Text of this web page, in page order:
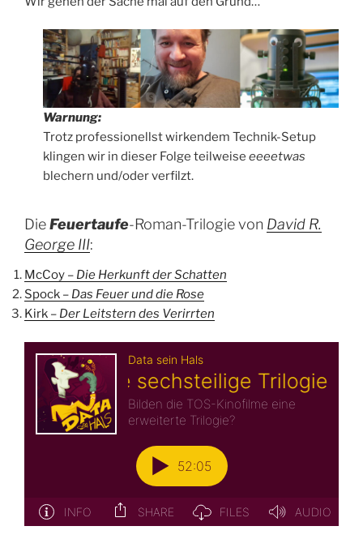
Warnung:
Trotz professionellst wirkendem Technik-Setup
klingen wir in dieser Folge teilweise eeeetwas
blechern und/oder verfilzt.
DieFeuertaufe-Roman-Trilogie von David R.
George III:
McCoy – Die Herkunft der Schatten
Spock – Das Feuer und die Rose
Kirk – Der Leitstern des Verirrten